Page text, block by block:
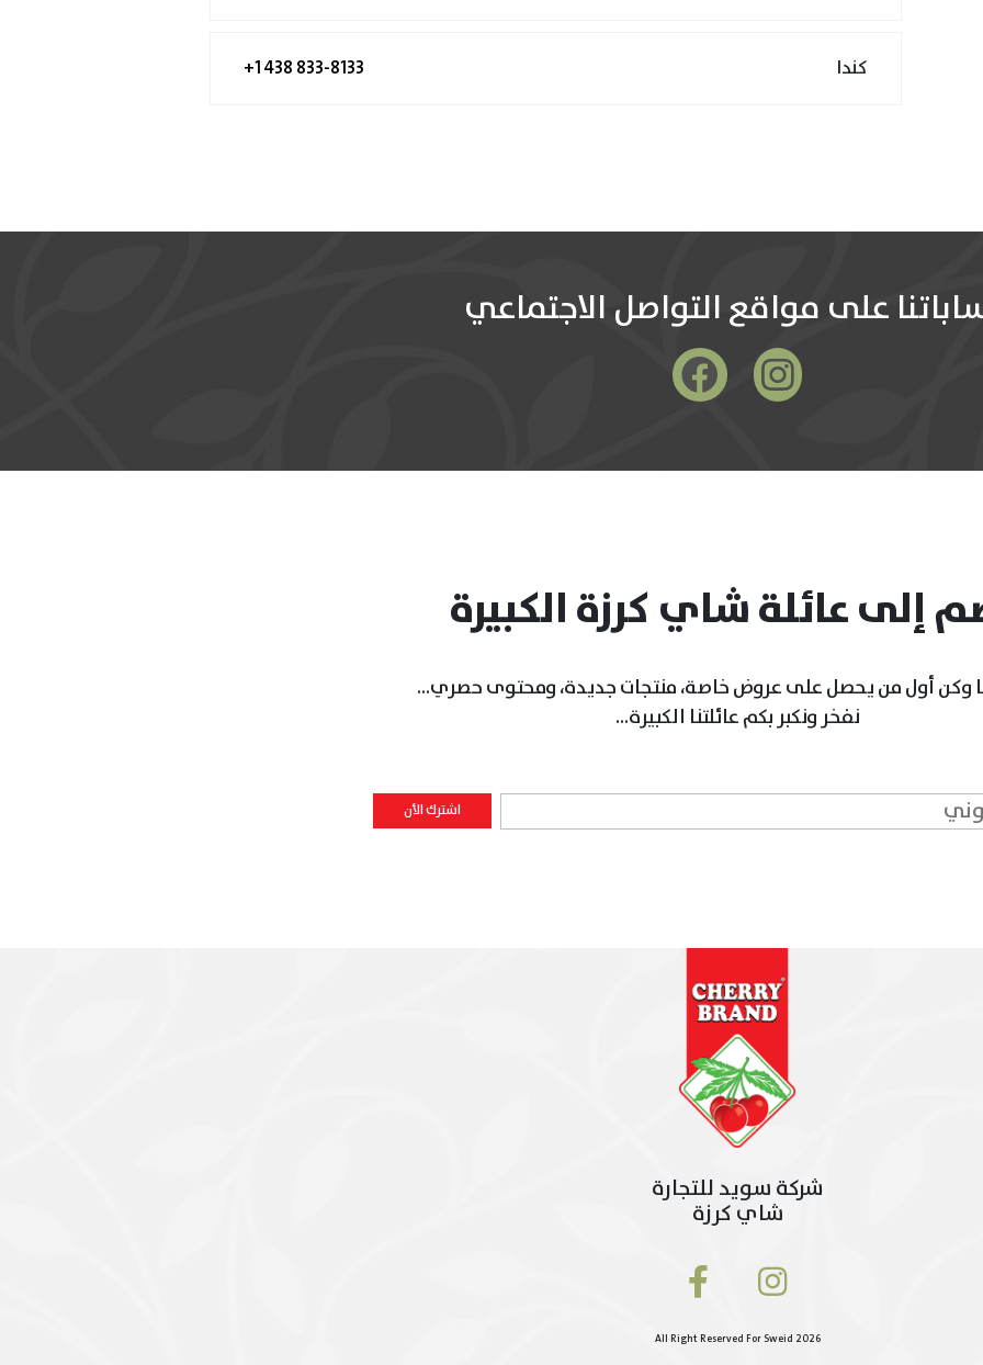
كندا +1 438 833-8133
على مواقع التواصل الاجتماعي
إلى عائلة شاي كرزة الكبيرة
وكن أول من يحصل على عروض خاصة، منتجات جديدة، ومحتوى حصري...
نفخر ونكبر بكم عائلتنا الكبيرة...
اشترك الأن
شركة سويد للتجارة
شاي كرزة
All Right Reserved For Sweid 2026